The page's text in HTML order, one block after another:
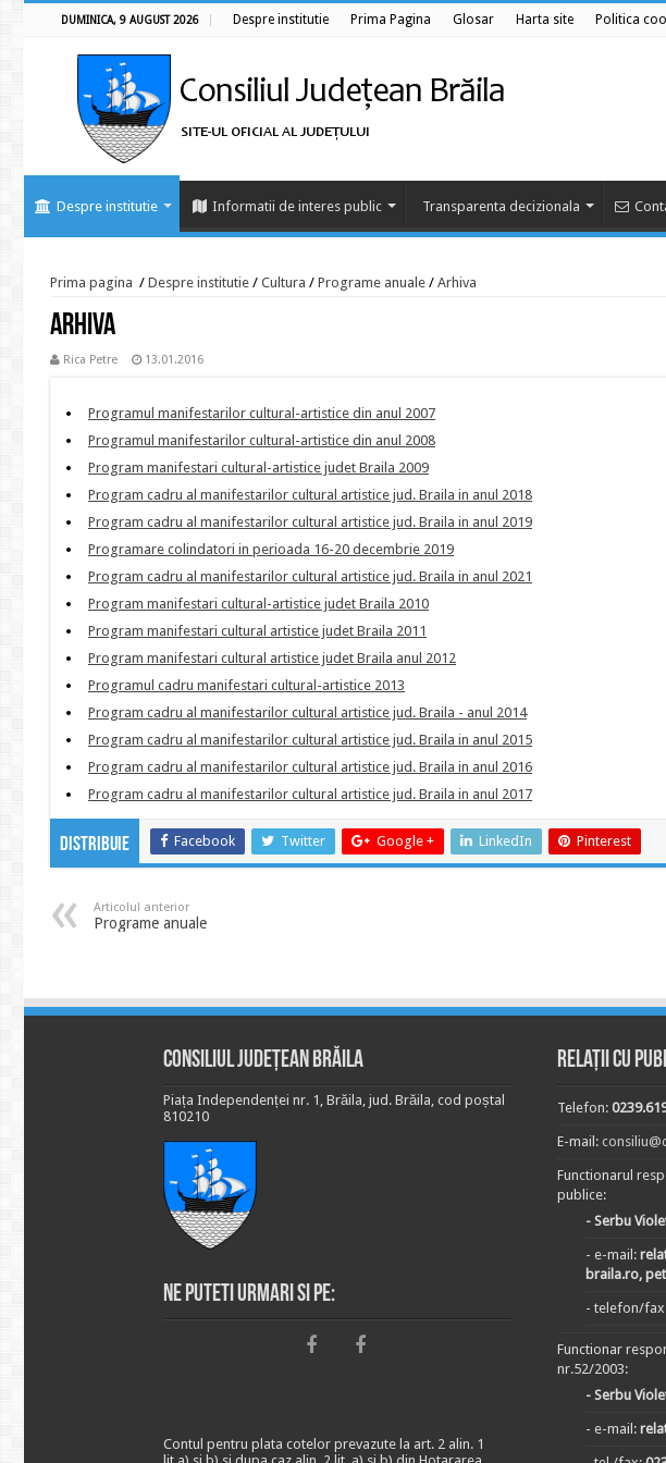
DUMINICA, 9 AUGUST 2026 Despre institutie Prima Pagina Glosar Harta site Politica
Despre institutie Informatii de interes public Transparenta decizionala
Prima pagina / Despre institutie / Cultura / Programe anuale / Arhiva
Arhiva
Rica Petre 13.01.2016
Programul manifestarilor cultural-artistice din anul 2007
Programul manifestarilor cultural-artistice din anul 2008
Program manifestari cultural-artistice judet Braila 2009
Program cadru al manifestarilor cultural artistice jud. Braila in anul 2018
Program cadru al manifestarilor cultural artistice jud. Braila in anul 2019
Programare colindatori in perioada 16-20 decembrie 2019
Program cadru al manifestarilor cultural artistice jud. Braila in anul 2021
Program manifestari cultural-artistice judet Braila 2010
Program manifestari cultural artistice judet Braila 2011
Program manifestari cultural artistice judet Braila anul 2012
Programul cadru manifestari cultural-artistice 2013
Program cadru al manifestarilor cultural artistice jud. Braila - anul 2014
Program cadru al manifestarilor cultural artistice jud. Braila in anul 2015
Program cadru al manifestarilor cultural artistice jud. Braila in anul 2016
Program cadru al manifestarilor cultural artistice jud. Braila in anul 2017
Distribuie Facebook Twitter Google + LinkedIn Pinterest
Articolul anterior
Programe anuale
Consiliul Județean Brăila
Piața Independenței nr. 1, Brăila, jud. Brăila, cod poștal
810210
Ne puteti urmari si pe:
Contul pentru plata cotelor prevazute la art. 2 alin. 1
Relații cu
Telefon:
E-mail:
Functionarul
publice:
- Serbu
- e-mail:
braila.ro,
- telefon/
Functionar
nr.52/2003:
- Serbu
- e-mail: